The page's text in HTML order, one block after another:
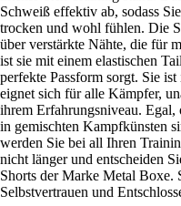
Schweiß effektiv ab, sodass
trocken und wohl fühlen. Die
über verstärkte Nähte, die für
ist sie mit einem elastischen
perfekte Passform sorgt. Sie
eignet sich für alle Kämpfer,
ihrem Erfahrungsniveau. Egal,
in gemischten Kampfkünsten
werden Sie bei all Ihren
nicht länger und entscheiden
Shorts der Marke Metal Boxe.
Selbstvertrauen und